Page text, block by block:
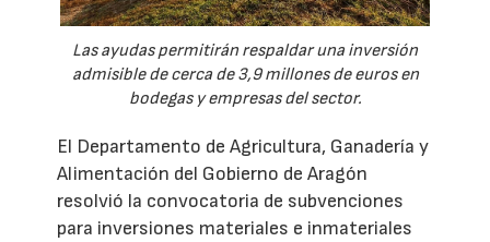
Las ayudas permitirán respaldar una inversión
admisible de cerca de 3,9 millones de euros en
bodegas y empresas del sector.
El Departamento de Agricultura, Ganadería y
Alimentación del Gobierno de Aragón
resolvió la convocatoria de subvenciones
para inversiones materiales e inmateriales